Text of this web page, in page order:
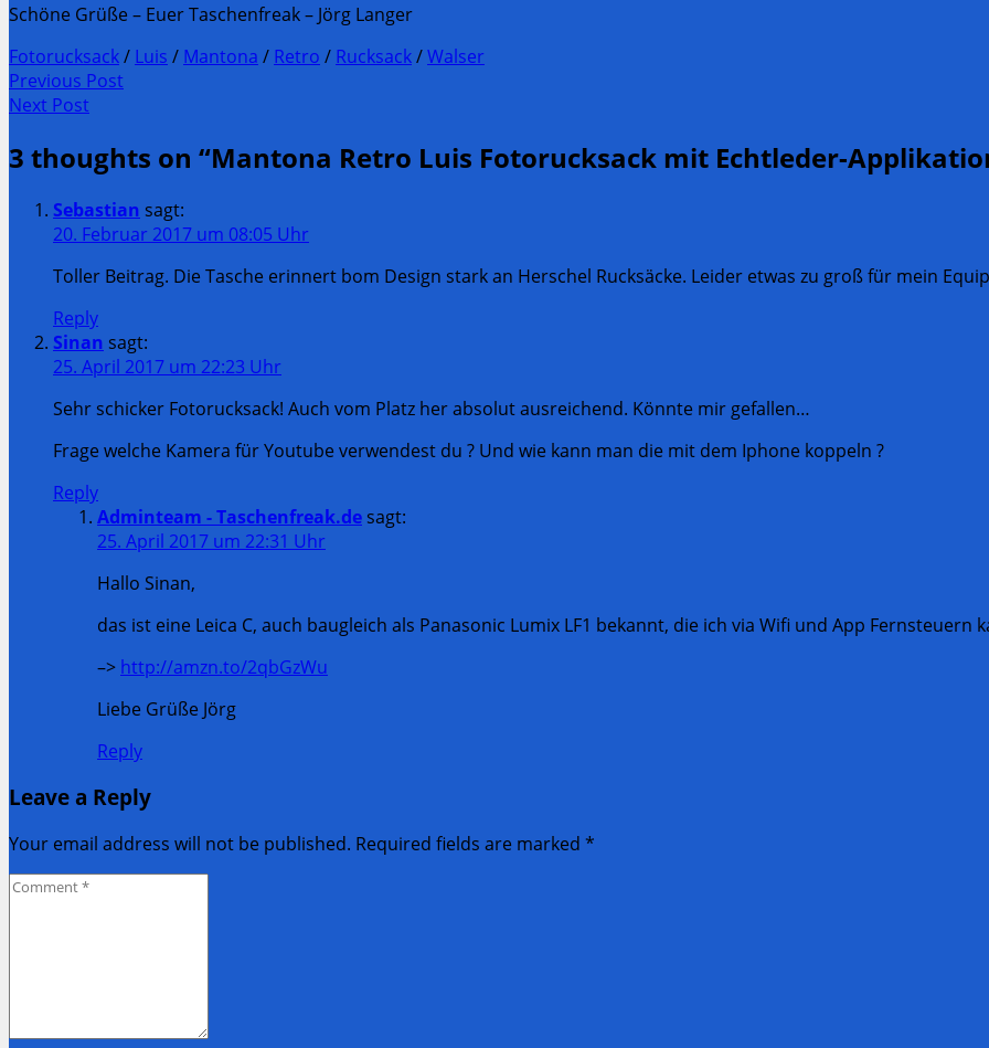
Schöne Grüße – Euer Taschenfreak – Jörg Langer
Fotorucksack/ Luis / Mantona / Retro / Rucksack/Walser
Post
navigation
Previous Post
Previous
Next Post
Post:
3 thoughts on “Mantona Retro Luis Fotorucksack mit Echtleder-
Sebastian sagt:
20. Februar 2017 um 08:05 Uhr
Toller Beitrag. Die Tasche erinnert bom Design stark an Herschel Rucksäcke. Leider etwas zu groß für mein
Reply
Sinan sagt:
25. April 2017 um 22:23 Uhr
Sehr schicker Fotorucksack! Auch vom Platz her absolut ausreichend. Könnte mir gefallen…
Frage welche Kamera für Youtube verwendest du ? Und wie kann man die mit dem Iphone koppeln ?
Reply
Adminteam - Taschenfreak.desagt:
25. April 2017 um 22:31 Uhr
Hallo Sinan,
das ist eine Leica C, auch baugleich als Panasonic Lumix LF1 bekannt, die ich via Wifi und App Fernsteuern
–> http://amzn.to/2qbGzWu
Liebe Grüße Jörg
Reply
Leave a Reply
Your email address will not be published. Required fields are marked *
Comment